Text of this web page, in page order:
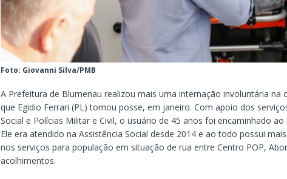
Foto: Giovanni Silva/PMB
A Prefeitura de Blumenau realizou mais uma internação involuntária na
que Egidio Ferrari (PL) tomou posse, em janeiro. Com apoio dos
Social e Polícias Militar e Civil, o usuário de 45 anos foi encaminhado
Ele era atendido na Assistência Social desde 2014 e ao todo possui
nos serviços para população em situação de rua entre Centro POP,
acolhimentos.